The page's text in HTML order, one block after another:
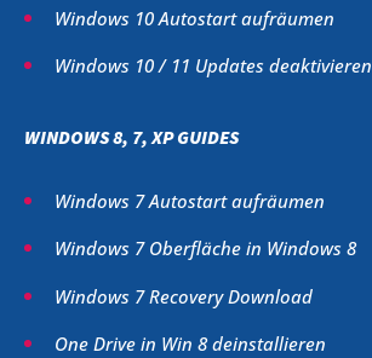
Windows 10 Autostart aufräumen
Windows 10 / 11 Updates deaktivieren
WINDOWS 8, 7, XP GUIDES
Windows 7 Autostart aufräumen
Windows 7 Oberfläche in Windows 8
Windows 7 Recovery Download
One Drive in Win 8 deinstallieren